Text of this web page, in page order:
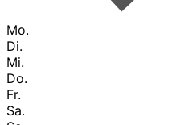
Mo.
Di.
Mi.
Do.
Fr.
Sa.